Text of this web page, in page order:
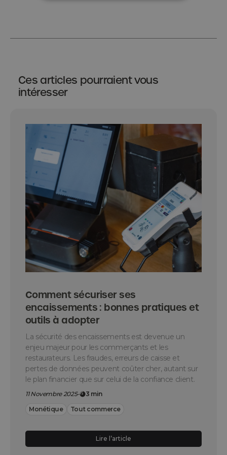
Ces articles pourraient vous
intéresser
Comment sécuriser ses
encaissements : bonnes pratiques et
outils à adopter
La sécurité des encaissements est devenue un
enjeu majeur pour les commerçants et les
restaurateurs. Les fraudes, erreurs de caisse et
pertes de données peuvent coûter cher, autant sur
le plan financier que sur celui de la confiance client.
11 Novembre 2025-
3 min
Monétique
Tout commerce
Lire l’article